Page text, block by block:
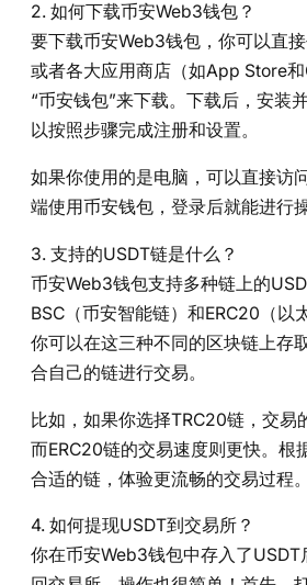
2. 如何下载币安Web3钱包？
要下载币安Web3钱包，你可以直
或者各大应用商店（如App Store
“币安钱包”来下载。下载后，安装
以按照步骤完成注册和设置。
如果你使用的是电脑，可以直接访
端使用币安钱包，登录后就能进行操
3. 支持的USDT链是什么？
币安Web3钱包支持多种链上的
BSC（币安智能链）和ERC20（以
你可以在这三种不同的区块链上存
合自己的链进行交易。
比如，如果你选择TRC20链，交易
而ERC20链的交易速度则更快。根
合适的链，体验更流畅的交易过程。
4. 如何提现USDT到交易所？
你在币安Web3钱包中存入了